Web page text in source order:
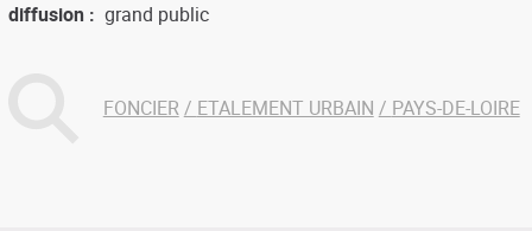
diffusion
grand public
FONCIER ETALEMENT URBAIN PAYS-DE-LOIRE